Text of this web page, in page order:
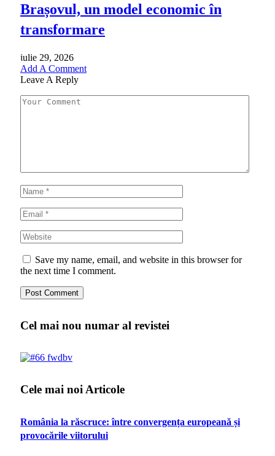
Brașovul, un model economic în
transformare
iulie 29, 2026
Add A Comment
Leave A Reply
Save my name, email, and website in this browser for
the next time I comment.
Cel mai nou numar al revistei
Cele mai noi Articole
România la răscruce: între convergența europeană și
provocările viitorului